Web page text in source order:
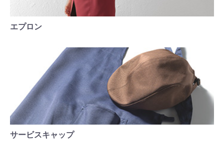
エプロン
サービスキャップ